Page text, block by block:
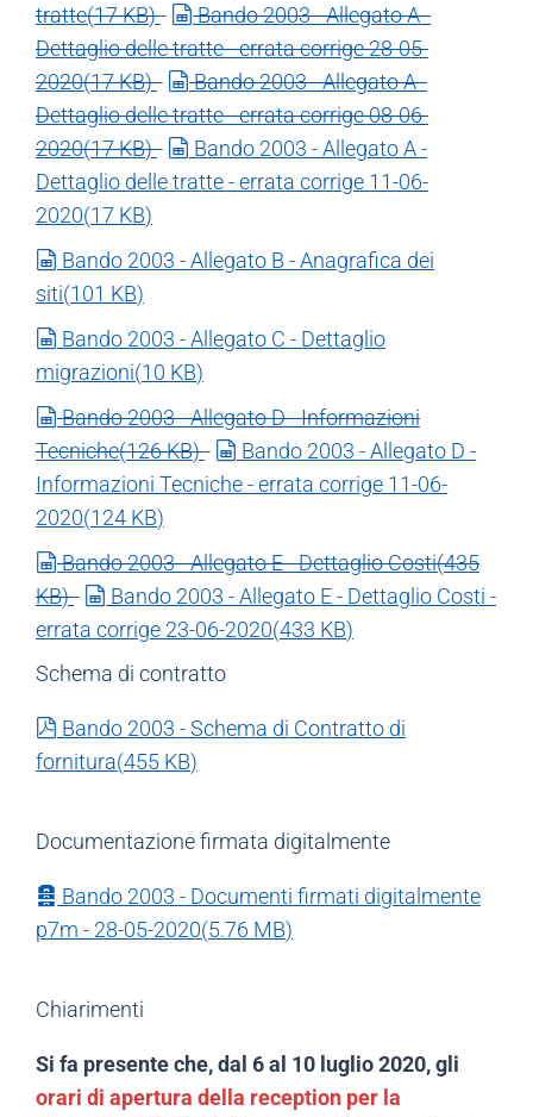
tratte(17 KB)- spreadsheet
Bando 2003 - Allegato A -
Dettaglio delle tratte - errata corrige 28-05-
2020(17 KB)- spreadsheet
Bando 2003 - Allegato A -
Dettaglio delle tratte - errata corrige 08-06-
2020(17 KB)- spreadsheet
Bando 2003 - Allegato A -
Dettaglio delle tratte - errata corrige 11-06-
2020(17 KB)
spreadsheet
Bando 2003 - Allegato B - Anagrafica dei
siti(101 KB)
spreadsheet
Bando 2003 - Allegato C - Dettaglio
migrazioni(10 KB)
spreadsheet
Bando 2003 - Allegato D - Informazioni
Tecniche(126 KB)- spreadsheet
Bando 2003 - Allegato D -
Informazioni Tecniche - errata corrige 11-06-
2020(124 KB)
spreadsheet
Bando 2003 - Allegato E - Dettaglio Costi(435
KB)- spreadsheet
Bando 2003 - Allegato E - Dettaglio Costi -
errata corrige 23-06-2020(433 KB)
Schema di contratto
pdf
Bando 2003 - Schema di Contratto di
fornitura(455 KB)
Documentazione firmata digitalmente
Archivia
Bando 2003 - Documenti firmati digitalmente
p7m - 28-05-2020(5.76 MB)
Chiarimenti
Si fa presente che, dal 6 al 10 luglio 2020, gli
orari di apertura della reception per la